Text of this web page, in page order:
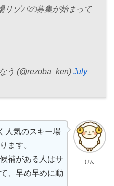
リゾバの募集が始まって
う (@rezoba_ken) July
けん
人気のスキー場
ます。
補がある人はサ
、早め早めに動